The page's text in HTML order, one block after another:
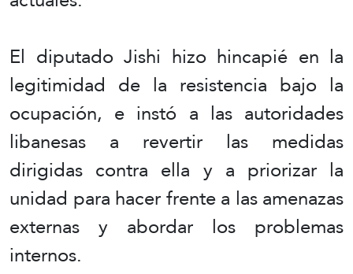
El diputado Jishi hizo hincapié en la
legitimidad de la resistencia bajo la
ocupación, e instó a las autoridades
libanesas a revertir las medidas
dirigidas contra ella y a priorizar la
unidad para hacer frente a las amenazas
externas y abordar los problemas
internos.